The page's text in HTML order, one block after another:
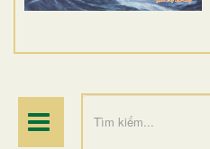
ĐIỂM HÀNH HƯƠNG